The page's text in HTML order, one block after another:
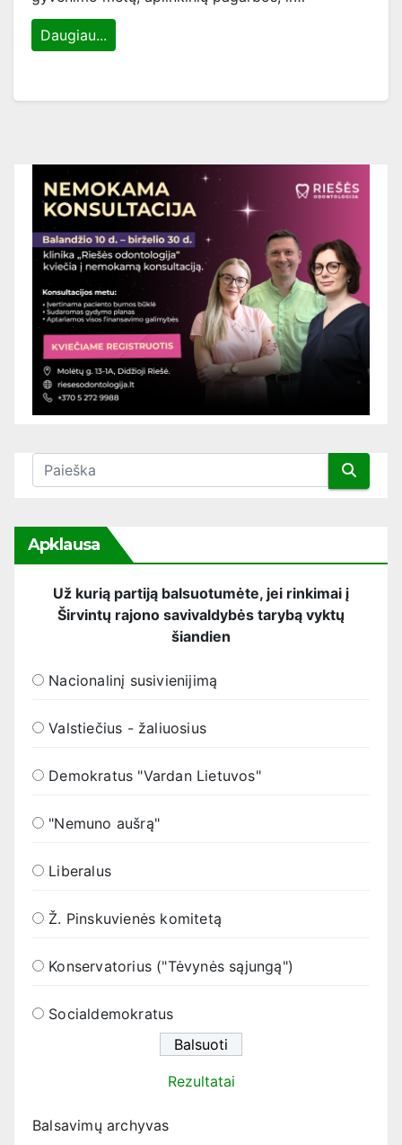
Daugiau...
Apklausa
Už kurią partiją balsuotumėte, jei rinkimai į
Širvintų rajono savivaldybės tarybą vyktų
šiandien
Nacionalinį susivienijimą
Valstiečius - žaliuosius
Demokratus "Vardan Lietuvos"
"Nemuno aušrą"
Liberalus
Ž. Pinskuvienės komitetą
Konservatorius ("Tėvynės sąjungą")
Socialdemokratus
Rezultatai
Balsavimų archyvas